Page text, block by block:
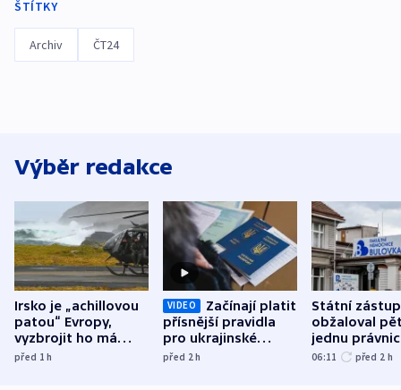
ŠTÍTKY
Archiv ČT24
Výběr redakce
Irsko je „achillovou
patou“ Evropy,
vyzbrojit ho má
Francie
před 1h
VIDEO
Začínají platit
přísnější pravidla
pro ukrajinské
uprchlíky
před 2h
Státní
obžaloval
jednu
osobu v
06:11 před 2 h